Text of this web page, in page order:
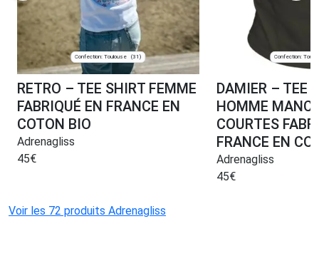
Confection: Toulouse (31)
RETRO – TEE SHIRT FEMME
FABRIQUÉ EN FRANCE EN
COTON BIO
Adrenagliss
45€
Confection:
DAMIER – TEE
HOMME
COURTES
FRANCE EN
Adrenagliss
45€
Voir les 72 produits Adrenagliss